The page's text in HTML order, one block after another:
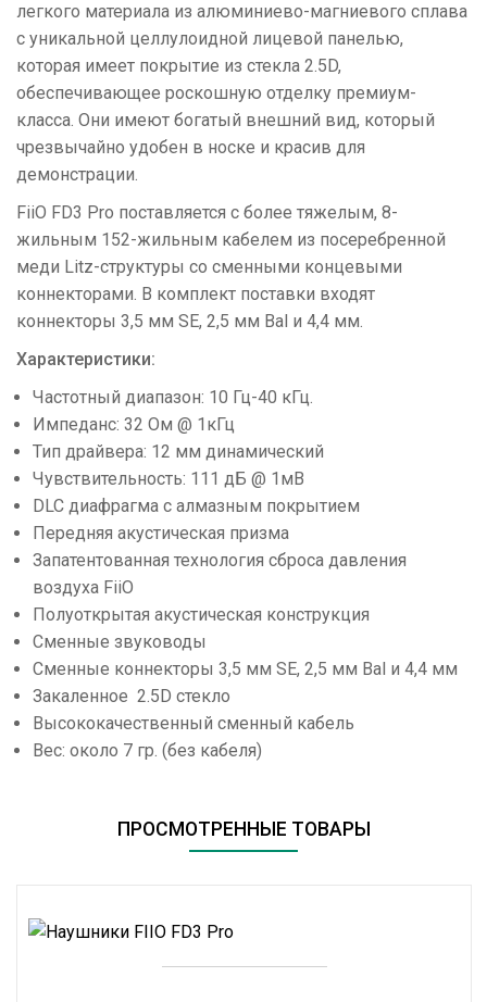
легкого материала из алюминиево-магниевого сплава
с уникальной целлулоидной лицевой панелью,
которая имеет покрытие из стекла 2.5D,
обеспечивающее роскошную отделку премиум-
класса. Они имеют богатый внешний вид, который
чрезвычайно удобен в носке и красив для
демонстрации.
FiiO FD3 Pro поставляется с более тяжелым, 8-
жильным 152-жильным кабелем из посеребренной
меди Litz-структуры со сменными концевыми
коннекторами. В комплект поставки входят
коннекторы 3,5 мм SE, 2,5 мм Bal и 4,4 мм.
Характеристики:
Частотный диапазон: 10 Гц-40 кГц.
Импеданс: 32 Ом @ 1кГц
Тип драйвера: 12 мм динамический
Чувствительность: 111 дБ @ 1мВ
DLC диафрагма с алмазным покрытием
Передняя акустическая призма
Запатентованная технология сброса давления
воздуха FiiO
Полуоткрытая акустическая конструкция
Сменные звуководы
Сменные коннекторы 3,5 мм SE, 2,5 мм Bal и 4,4 мм
Закаленное 2.5D стекло
Высококачественный сменный кабель
Вес: около 7 гр. (без кабеля)
ПРОСМОТРЕННЫЕ ТОВАРЫ